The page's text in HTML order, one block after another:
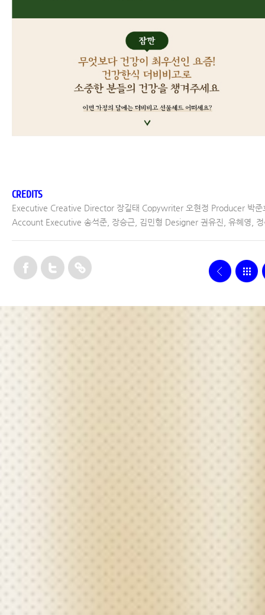
CREDITS
Executive Creative Director 장길태 Copywriter 오현정 Producer 박준
Account Executive 송석준, 장승근, 김민형 Designer 권유진, 유혜영, 정